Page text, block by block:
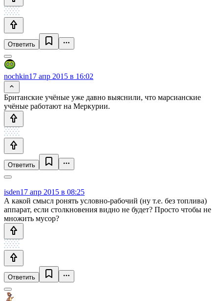
Ответить
nochkin17 апр 2015 в 16:02
Британские учёные уже давно выяснили, что марсианские
учёные работают на Меркурии.
Ответить
isden17 апр 2015 в 08:25
А какой смысл ронять условно-рабочий (ну т.е. без топлива)
аппарат, если столкновения видно не будет? Просто чтобы не
множить мусор?
Ответить